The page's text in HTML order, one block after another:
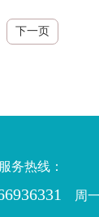
下一页
务热线：
周一